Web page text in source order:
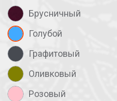
Брусничный
Голубой
Графитовый
Оливковый
Розовый